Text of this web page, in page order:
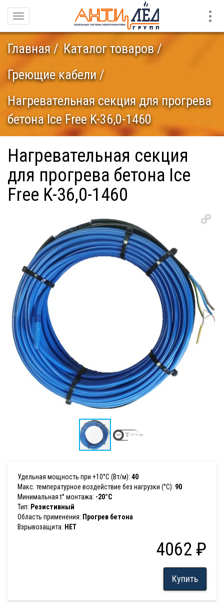
Навигация
Главная
Каталог товаров
Греющие кабели
Нагревательная секция для прогрева
бетона Ice Free K-36,0-1460
Нагревательная секция
для прогрева бетона Ice
Free K-36,0-1460
Удельная мощность при +10°С (Вт/м): 40
Макс. температурное воздействие без нагрузки (°С): 90
Минимальная t° монтажа: -20°C
Тип: Резистивный
Область применения: Прогрев бетона
Взрывозащита: НЕТ
4062 ₽
Купить